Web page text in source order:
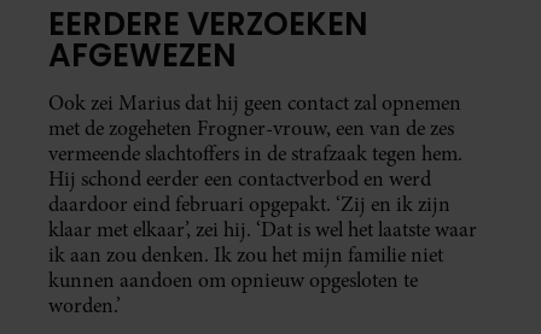
EERDERE VERZOEKEN
AFGEWEZEN
Ook zei Marius dat hij geen contact zal opnemen
met de zogeheten Frogner-vrouw, een van de zes
vermeende slachtoffers in de strafzaak tegen hem.
Hij schond eerder een contactverbod en werd
daardoor eind februari opgepakt. ‘Zij en ik zijn
klaar met elkaar’, zei hij. ‘Dat is wel het laatste waar
ik aan zou denken. Ik zou het mijn familie niet
kunnen aandoen om opnieuw opgesloten te
worden.’